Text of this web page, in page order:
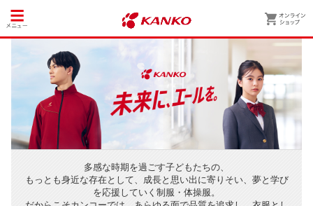
多感な時期を過ごす子どもたちの、
もっとも身近な存在として、成長と思い出に寄りそい、夢と学び
を応援していく制服・体操服。